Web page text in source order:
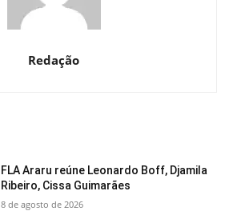
Redação
FLA Araru reúne Leonardo Boff, Djamila
Ribeiro, Cissa Guimarães
8 de agosto de 2026